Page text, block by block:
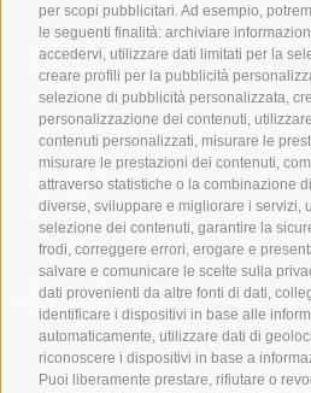
per scopi pubblicitari. Ad esempio,
le seguenti finalità: archiviare
accedervi, utilizzare dati limitati per la
creare profili per la pubblicità
selezione di pubblicità personalizzata,
personalizzazione dei contenuti,
contenuti personalizzati, misurare le
misurare le prestazioni dei contenuti,
attraverso statistiche o la combinazione
diverse, sviluppare e migliorare i servizi,
selezione dei contenuti, garantire la
frodi, correggere errori, erogare e
salvare e comunicare le scelte sulla
dati provenienti da altre fonti di dati,
identificare i dispositivi in base alle
automaticamente, utilizzare dati di
riconoscere i dispositivi in base a
Puoi liberamente prestare, rifiutare o
800
944
550
391
1017
240